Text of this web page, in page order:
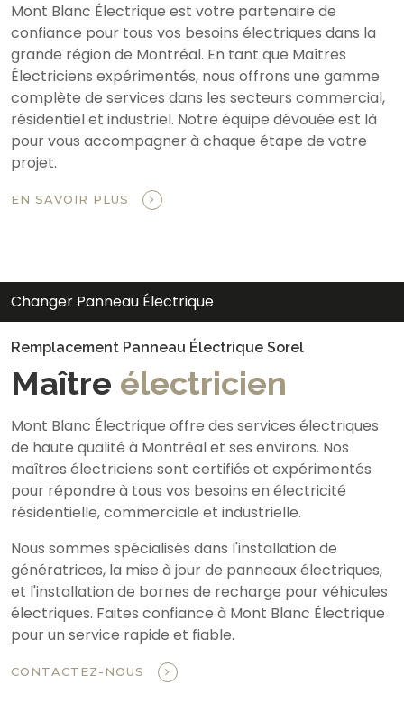
Mont Blanc Électrique est votre partenaire de
confiance pour tous vos besoins électriques dans la
grande région de Montréal. En tant que Maîtres
Électriciens expérimentés, nous offrons une gamme
complète de services dans les secteurs commercial,
résidentiel et industriel. Notre équipe dévouée est là
pour vous accompagner à chaque étape de votre
projet.
EN SAVOIR PLUS
Changer Panneau Électrique
Remplacement Panneau Électrique Sorel
Maître électricien
Mont Blanc Électrique offre des services électriques
de haute qualité à Montréal et ses environs. Nos
maîtres électriciens sont certifiés et expérimentés
pour répondre à tous vos besoins en électricité
résidentielle, commerciale et industrielle.
Nous sommes spécialisés dans l'installation de
génératrices, la mise à jour de panneaux électriques,
et l'installation de bornes de recharge pour véhicules
électriques. Faites confiance à Mont Blanc Électrique
pour un service rapide et fiable.
CONTACTEZ-NOUS